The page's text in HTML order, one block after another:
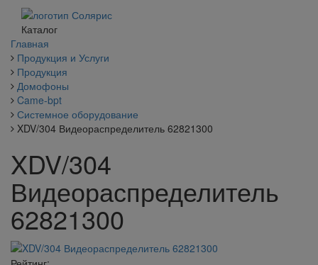
Каталог
Главная
Продукция и Услуги
Продукция
Домофоны
Came-bpt
Системное оборудование
XDV/304 Видеораспределитель 62821300
XDV/304
Видеораспределитель
62821300